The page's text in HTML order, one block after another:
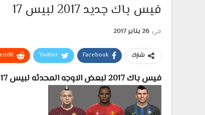
فيس باك جديد 2017 لبيس 17
في 26 يناير 2017
شارك Facebook
Twitter
فيس باك 2017 لبعض الاوجه المحدثه لبيس 17